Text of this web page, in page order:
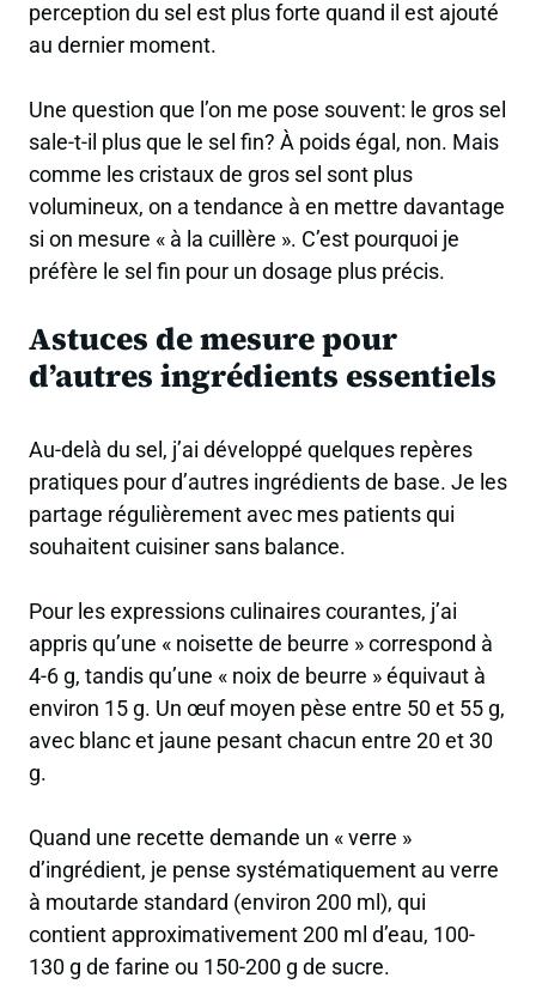
perception du sel est plus forte quand il est ajouté
au dernier moment.
Une question que l’on me pose souvent: le gros sel
sale-t-il plus que le sel fin? À poids égal, non. Mais
comme les cristaux de gros sel sont plus
volumineux, on a tendance à en mettre davantage
si on mesure « à la cuillère ». C’est pourquoi je
préfère le sel fin pour un dosage plus précis.
Astuces de mesure pour
d’autres ingrédients essentiels
Au-delà du sel, j’ai développé quelques repères
pratiques pour d’autres ingrédients de base. Je les
partage régulièrement avec mes patients qui
souhaitent cuisiner sans balance.
Pour les expressions culinaires courantes, j’ai
appris qu’une « noisette de beurre » correspond à
4-6 g, tandis qu’une « noix de beurre » équivaut à
environ 15 g. Un œuf moyen pèse entre 50 et 55 g,
avec blanc et jaune pesant chacun entre 20 et 30
g.
Quand une recette demande un « verre »
d’ingrédient, je pense systématiquement au verre
à moutarde standard (environ 200 ml), qui
contient approximativement 200 ml d’eau, 100-
130 g de farine ou 150-200 g de sucre.